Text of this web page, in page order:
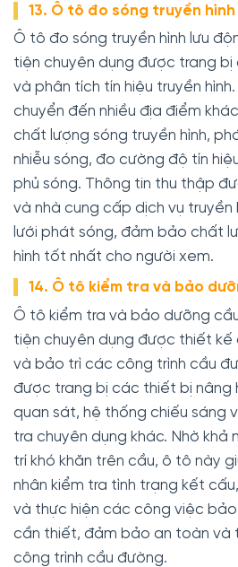
13. Ô tô đo sóng truyền
Ô tô đo sóng truyền hình lưu
tiện chuyên dụng được trang
và phân tích tín hiệu truyền
chuyển đến nhiều địa điểm
chất lượng sóng truyền hình,
nhiễu sóng, đo cường độ tín
phủ sóng. Thông tin thu thập
và nhà cung cấp dịch vụ truyền
lưới phát sóng, đảm bảo chất
hình tốt nhất cho người xem.
14. Ô tô kiểm tra và bảo
Ô tô kiểm tra và bảo dưỡng
tiện chuyên dụng được thiết kế
và bảo trì các công trình cầu
được trang bị các thiết bị nâng
quan sát, hệ thống chiếu sáng
tra chuyên dụng khác. Nhờ khả
trí khó khăn trên cầu, ô tô này
nhân kiểm tra tình trạng kết
và thực hiện các công việc
cần thiết, đảm bảo an toàn và
công trình cầu đường.